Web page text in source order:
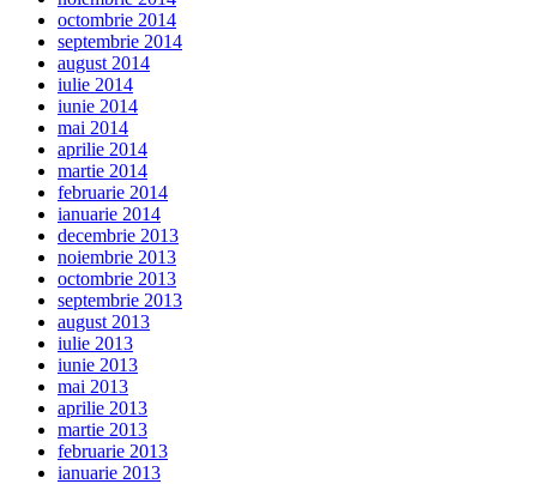
octombrie 2014
septembrie 2014
august 2014
iulie 2014
iunie 2014
mai 2014
aprilie 2014
martie 2014
februarie 2014
ianuarie 2014
decembrie 2013
noiembrie 2013
octombrie 2013
septembrie 2013
august 2013
iulie 2013
iunie 2013
mai 2013
aprilie 2013
martie 2013
februarie 2013
ianuarie 2013